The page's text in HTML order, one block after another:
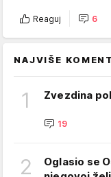
Reaguj 6
NAJVIŠE
1 Zvezdina
19
2
Oglasio se